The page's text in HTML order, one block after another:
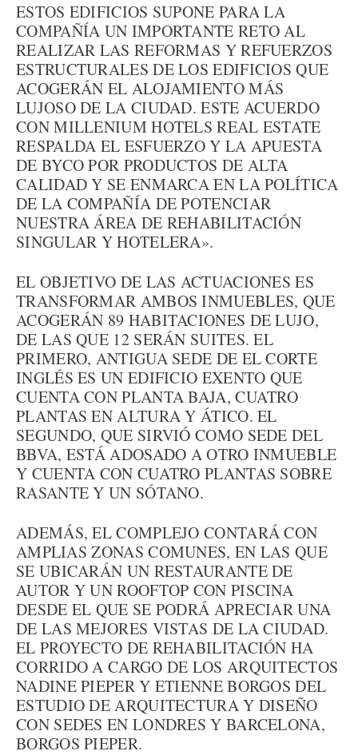
ESTOS EDIFICIOS SUPONE PARA LA
COMPAÑÍA UN IMPORTANTE RETO AL
REALIZAR LAS REFORMAS Y REFUERZOS
ESTRUCTURALES DE LOS EDIFICIOS QUE
ACOGERÁN EL ALOJAMIENTO MÁS
LUJOSO DE LA CIUDAD. ESTE ACUERDO
CON MILLENIUM HOTELS REAL ESTATE
RESPALDA EL ESFUERZO Y LA APUESTA
DE BYCO POR PRODUCTOS DE ALTA
CALIDAD Y SE ENMARCA EN LA POLÍTICA
DE LA COMPAÑÍA DE POTENCIAR
NUESTRA ÁREA DE REHABILITACIÓN
SINGULAR Y HOTELERA».
EL OBJETIVO DE LAS ACTUACIONES ES
TRANSFORMAR AMBOS INMUEBLES, QUE
ACOGERÁN 89 HABITACIONES DE LUJO,
DE LAS QUE 12 SERÁN SUITES. EL
PRIMERO, ANTIGUA SEDE DE EL CORTE
INGLÉS ES UN EDIFICIO EXENTO QUE
CUENTA CON PLANTA BAJA, CUATRO
PLANTAS EN ALTURA Y ÁTICO. EL
SEGUNDO, QUE SIRVIÓ COMO SEDE DEL
BBVA, ESTÁ ADOSADO A OTRO INMUEBLE
Y CUENTA CON CUATRO PLANTAS SOBRE
RASANTE Y UN SÓTANO.
ADEMÁS, EL COMPLEJO CONTARÁ CON
AMPLIAS ZONAS COMUNES, EN LAS QUE
SE UBICARÁN UN RESTAURANTE DE
AUTOR Y UN ROOFTOP CON PISCINA
DESDE EL QUE SE PODRÁ APRECIAR UNA
DE LAS MEJORES VISTAS DE LA CIUDAD.
EL PROYECTO DE REHABILITACIÓN HA
CORRIDO A CARGO DE LOS ARQUITECTOS
NADINE PIEPER Y ETIENNE BORGOS DEL
ESTUDIO DE ARQUITECTURA Y DISEÑO
CON SEDES EN LONDRES Y BARCELONA,
BORGOS PIEPER.